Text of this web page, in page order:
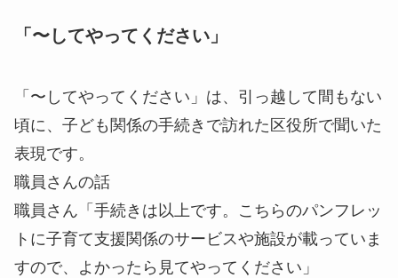
「〜してやってください」
「〜してやってください」は、引っ越して間もない
頃に、子ども関係の手続きで訪れた区役所で聞いた
表現です。
職員さんの話
職員さん「手続きは以上です。こちらのパンフレッ
トに子育て支援関係のサービスや施設が載っていま
すので、よかったら 見てやってください 」